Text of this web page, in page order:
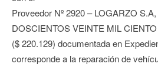
Proveedor Nº 2920 – LOGARZO
DOSCIENTOS VEINTE MIL
($ 220.129) documentada en
corresponde a la reparación de